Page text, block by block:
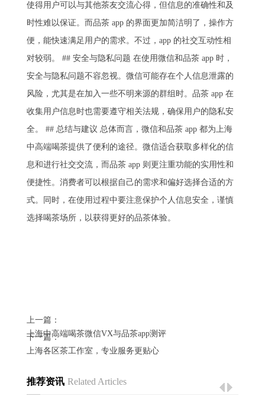
使得用户可以与其他茶友交流心得，但信息的准确性和及
时性难以保证。而品茶 app 的界面更加简洁明了，操作方
便，能快速满足用户的需求。不过，app 的社交互动性相
对较弱。 ## 安全与隐私问题 在使用微信和品茶 app 时，
安全与隐私问题不容忽视。微信可能存在个人信息泄露的
风险，尤其是在加入一些不明来源的群组时。品茶 app 在
收集用户信息时也需要遵守相关法规，确保用户的隐私安
全。 ## 总结与建议 总体而言，微信和品茶 app 都为上海
中高端喝茶提供了便利的途径。微信适合获取多样化的信
息和进行社交交流，而品茶 app 则更注重功能的实用性和
便捷性。消费者可以根据自己的需求和偏好选择合适的方
式。同时，在使用过程中要注意保护个人信息安全，谨慎
选择喝茶场所，以获得更好的品茶体验。
上一篇：
上海中高端喝茶微信VX与品茶app测评
下一篇：
上海各区茶工作室，专业服务更贴心
推荐资讯 Related Articles